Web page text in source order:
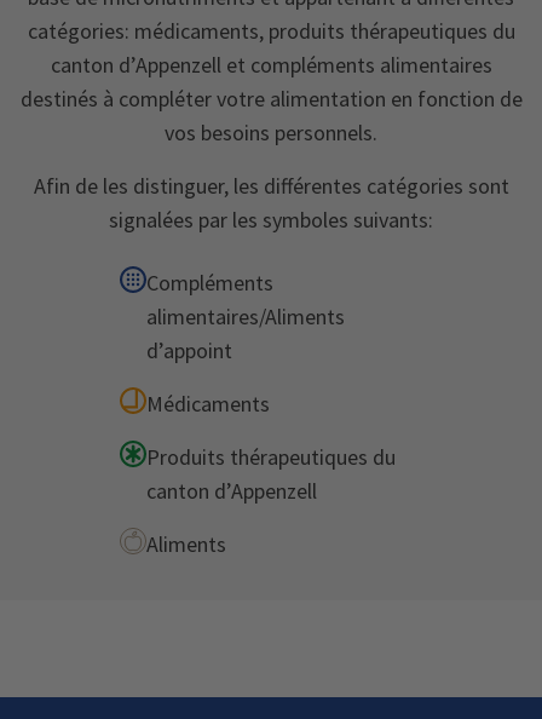
catégories: médicaments, produits thérapeutiques du
canton d’Appenzell et compléments alimentaires
destinés à compléter votre alimentation en fonction de
vos besoins personnels.
Afin de les distinguer, les différentes catégories sont
signalées par les symboles suivants:
Compléments
alimentaires/Aliments
d’appoint
Médicaments
Produits thérapeutiques du
canton d’Appenzell
Aliments